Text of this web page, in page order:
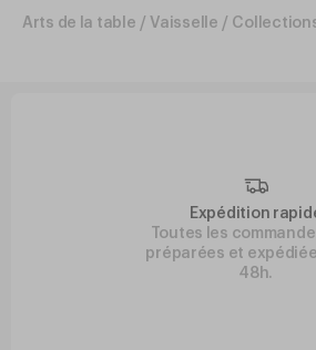
Arts de la table / Vaisselle /
Expédition
Toutes les
préparées et
48h.